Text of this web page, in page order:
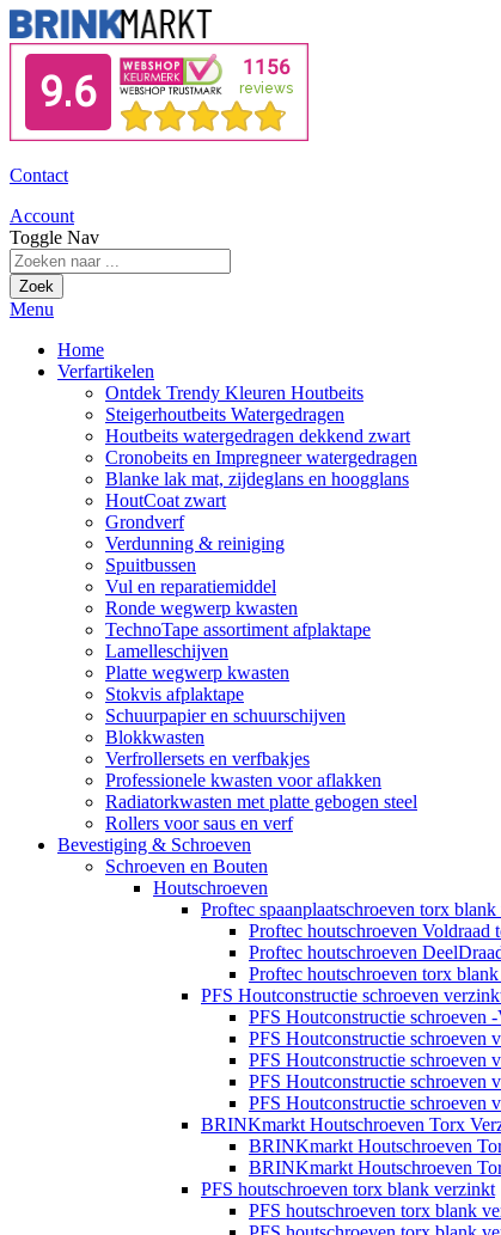
Contact
Account
Toggle Nav
Zoek
Menu
Home
Verfartikelen
Ontdek Trendy Kleuren Houtbeits
Steigerhoutbeits Watergedragen
Houtbeits watergedragen dekkend zwart
Cronobeits en Impregneer watergedragen
Blanke lak mat, zijdeglans en hoogglans
HoutCoat zwart
Grondverf
Verdunning & reiniging
Spuitbussen
Vul en reparatiemiddel
Ronde wegwerp kwasten
TechnoTape assortiment afplaktape
Lamelleschijven
Platte wegwerp kwasten
Stokvis afplaktape
Schuurpapier en schuurschijven
Blokkwasten
Verfrollersets en verfbakjes
Professionele kwasten voor aflakken
Radiatorkwasten met platte gebogen steel
Rollers voor saus en verf
Bevestiging & Schroeven
Schroeven en Bouten
Houtschroeven
Proftec spaanplaatschroeven torx
Proftec houtschroeven Voldraad
Proftec houtschroeven
Proftec houtschroeven torx
PFS Houtconstructie schroeven
PFS Houtconstructie schroeven
PFS Houtconstructie schroeven
PFS Houtconstructie schroeven
PFS Houtconstructie schroeven
PFS Houtconstructie schroeven
BRINKmarkt Houtschroeven Torx
BRINKmarkt Houtschroeven
BRINKmarkt Houtschroeven
PFS houtschroeven torx blank verzinkt
PFS houtschroeven torx blank